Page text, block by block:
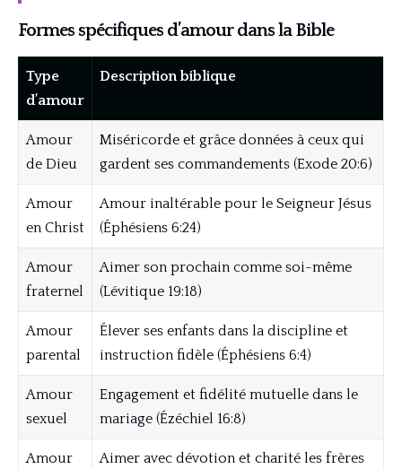
Formes spécifiques d’amour dans la Bible
Type
d’amour
Description biblique
Amour
de Dieu
Miséricorde et grâce données à ceux qui
gardent ses commandements (Exode 20:6)
Amour
en Christ
Amour inaltérable pour le Seigneur Jésus
(Éphésiens 6:24)
Amour
fraternel
Aimer son prochain comme soi-même
(Lévitique 19:18)
Amour
parental
Élever ses enfants dans la discipline et
instruction fidèle (Éphésiens 6:4)
Amour
sexuel
Engagement et fidélité mutuelle dans le
mariage (Ézéchiel 16:8)
Amour
Aimer avec dévotion et charité les frères